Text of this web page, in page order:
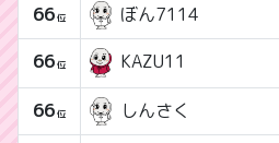
66位 ぼん7114
66位 KAZU11
66位 しんさく